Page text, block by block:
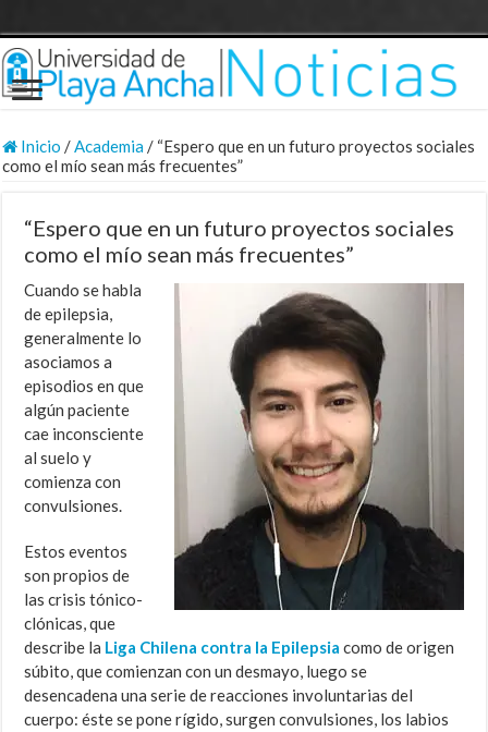
Inicio /Academia/ “Espero que en un futuro proyectos sociales
como el mío sean más frecuentes”
“Espero que en un futuro proyectos sociales
como el mío sean más frecuentes”
Cuando se habla
de epilepsia,
generalmente lo
asociamos a
episodios en que
algún paciente
cae inconsciente
al suelo y
comienza con
convulsiones.
Estos eventos
son propios de
las crisis tónico-
clónicas, que
describe la Liga Chilena contra la Epilepsia como de origen
súbito, que comienzan con un desmayo, luego se
desencadena una serie de reacciones involuntarias del
cuerpo: éste se pone rígido, surgen convulsiones, los labios